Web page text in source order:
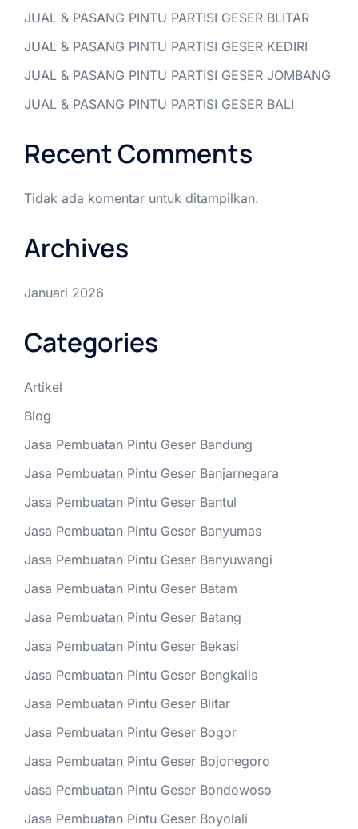
JUAL & PASANG PINTU PARTISI GESER BLITAR
JUAL & PASANG PINTU PARTISI GESER KEDIRI
JUAL & PASANG PINTU PARTISI GESER JOMBANG
JUAL & PASANG PINTU PARTISI GESER BALI
Recent Comments
Tidak ada komentar untuk ditampilkan.
Archives
Januari 2026
Categories
Artikel
Blog
Jasa Pembuatan Pintu Geser Bandung
Jasa Pembuatan Pintu Geser Banjarnegara
Jasa Pembuatan Pintu Geser Bantul
Jasa Pembuatan Pintu Geser Banyumas
Jasa Pembuatan Pintu Geser Banyuwangi
Jasa Pembuatan Pintu Geser Batam
Jasa Pembuatan Pintu Geser Batang
Jasa Pembuatan Pintu Geser Bekasi
Jasa Pembuatan Pintu Geser Bengkalis
Jasa Pembuatan Pintu Geser Blitar
Jasa Pembuatan Pintu Geser Bogor
Jasa Pembuatan Pintu Geser Bojonegoro
Jasa Pembuatan Pintu Geser Bondowoso
Jasa Pembuatan Pintu Geser Boyolali